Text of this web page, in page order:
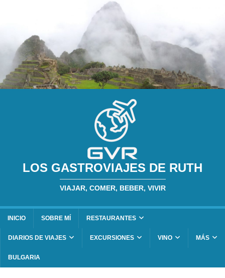
LOS GASTROVIAJES DE RUTH
VIAJAR, COMER, BEBER, VIVIR
INICIO SOBRE MÍ RESTAURANTES
DIARIOS DE VIAJES EXCURSIONES VINO MÁS
BULGARIA